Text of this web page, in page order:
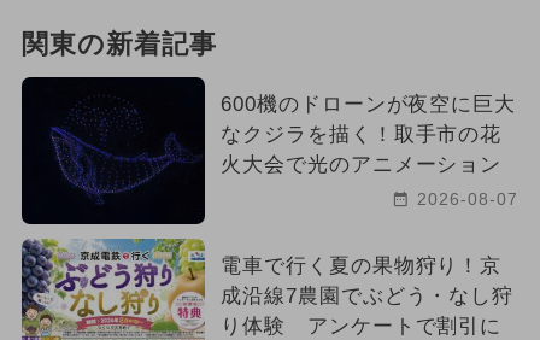
関東の新着記事
600機のドローンが夜空に巨大
なクジラを描く！取手市の花
火大会で光のアニメーション
2026-08-07
電車で行く夏の果物狩り！京
成沿線7農園でぶどう・なし狩
り体験 アンケートで割引に